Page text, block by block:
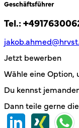
Geschäftsführer
Tel.:
Jetzt bewerben
Wähle eine Option,
Du kennst
Dann teile gerne